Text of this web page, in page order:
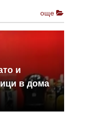
още
и
в дома
убийците